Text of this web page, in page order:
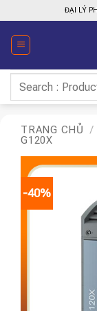
qua
nội
dung
ĐẠI LÝ
kiếm:
TRANG CHỦ /
G120X
-40%